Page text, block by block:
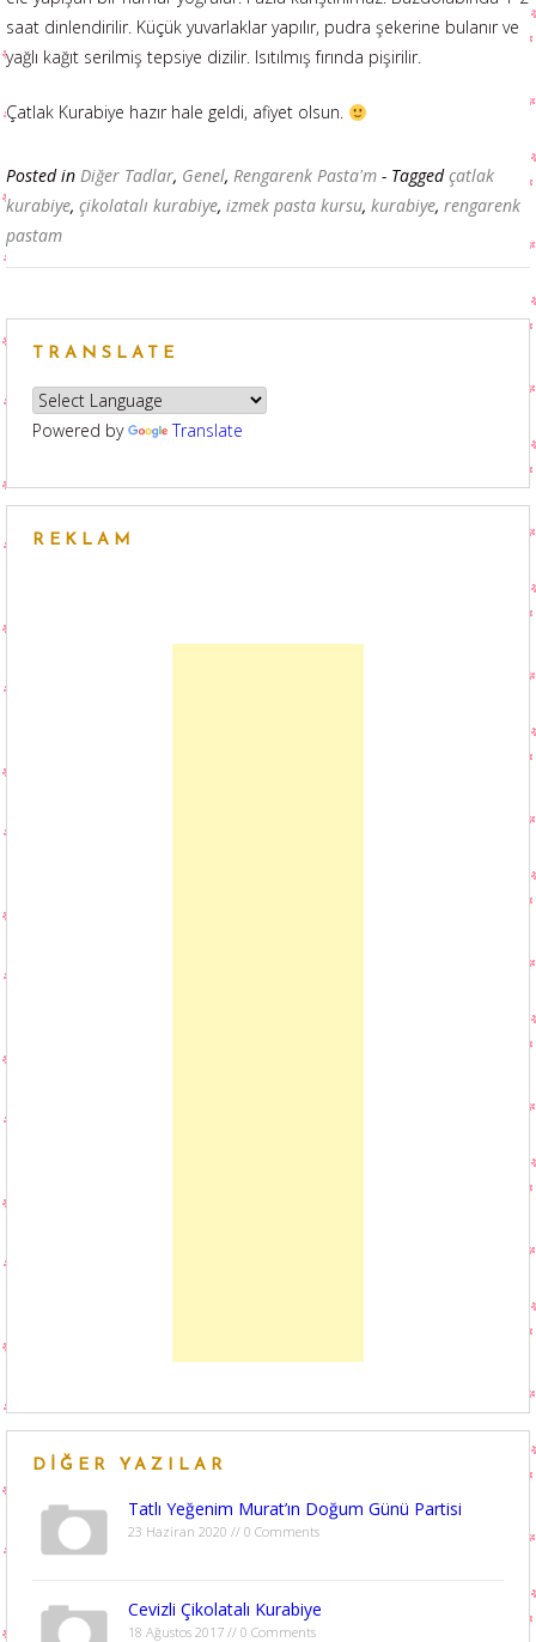
saat dinlendirilir. Küçük yuvarlaklar yapılır, pudra şekerine bulanır ve
yağlı kağıt serilmiş tepsiye dizilir. Isıtılmış fırında pişirilir.
Çatlak Kurabiye hazır hale geldi, afiyet olsun.
Posted in Diğer Tadlar, Genel, Rengarenk Pasta'm - Taggedçatlak
kurabiye, çikolatalı kurabiye, izmek pasta kursu, kurabiye, rengarenk
pastam
TRANSLATE
Powered by Translate
REKLAM
DIĞER YAZILAR
Tatlı Yeğenim Murat’ın Doğum Günü Partisi
23 Haziran 2020 // 0 Comments
Cevizli Çikolatalı Kurabiye
18 Ağustos 2017 // 0 Comments